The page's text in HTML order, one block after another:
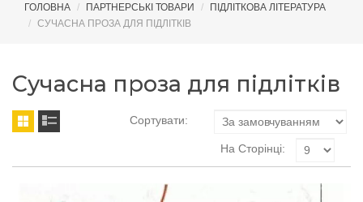
ГОЛОВНА ПАРТНЕРСЬКІ ТОВАРИ
ПІДЛІТКОВА ЛІТЕРАТУРА
СУЧАСНА ПРОЗА ДЛЯ ПІДЛІТКІВ
Сучасна проза для підлітків
Сортувати:
На Сторінці: